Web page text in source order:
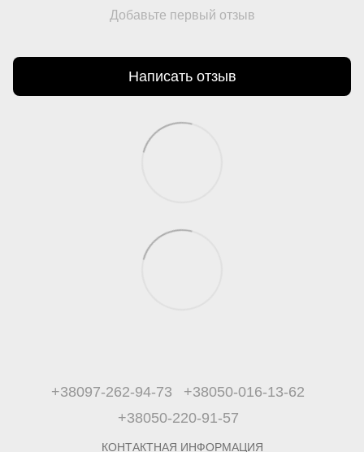
Добавьте первый отзыв
Написать отзыв
+38097-262-94-73
+38050-016-13-62
+38050-220-91-57
КОНТАКТНАЯ ИНФОРМАЦИЯ